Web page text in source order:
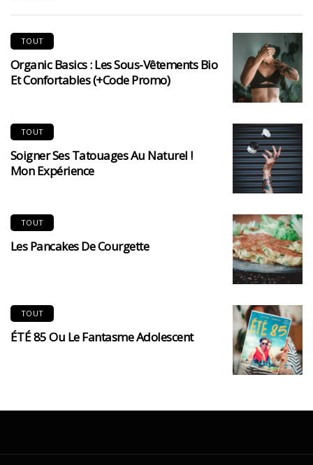
TOUT
Organic Basics : Les Sous-Vêtements Bio
Et Confortables (+code Promo)
TOUT
Soigner Ses Tatouages Au Naturel !
Mon Expérience
TOUT
Les Pancakes De Courgette
TOUT
ÉTÉ 85 Ou Le Fantasme Adolescent